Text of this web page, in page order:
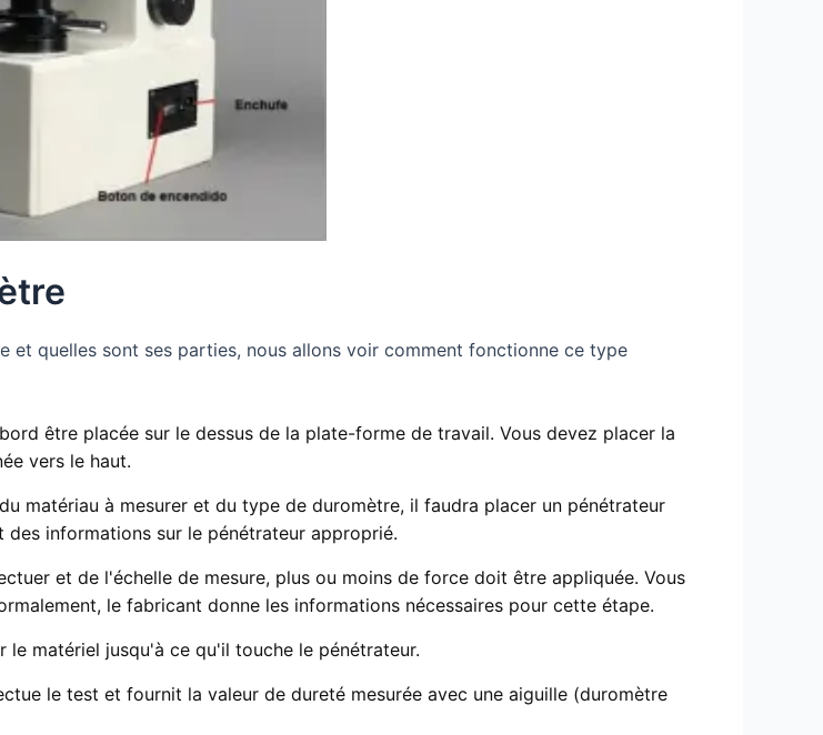
et quelles sont ses parties, nous allons voir comment fonctionne ce type
être placée sur le dessus de la plate-forme de travail. Vous devez placer la
vers le haut.
matériau à mesurer et du type de duromètre, il faudra placer un pénétrateur
informations sur le pénétrateur approprié.
et de l'échelle de mesure, plus ou moins de force doit être appliquée. Vous
le fabricant donne les informations nécessaires pour cette étape.
le matériel jusqu'à ce qu'il touche le pénétrateur.
le test et fournit la valeur de dureté mesurée avec une aiguille (duromètre